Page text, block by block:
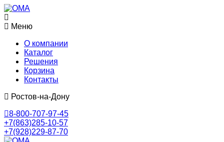
Меню
О компании
Каталог
Решения
Корзина
Контакты
Ростов-на-Дону
8-800-707-97-45
+7(863)285-10-57
+7(928)229-87-70